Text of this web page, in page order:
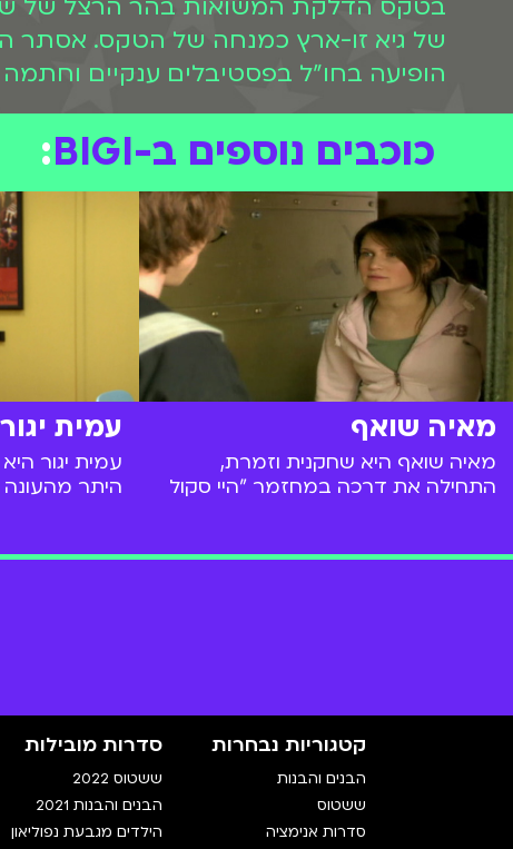
של גיא זו-ארץ כמנחה של הטקס. אסתר
הופיעה בחו"ל בפסטיבלים ענקיים וחתמה גם על חוזי
כוכבים נוספים ב-BIGI :
מאיה שואף
מאיה שואף היא שחקנית וזמרת,
התחילה את דרכה במחזמר "היי סקול
נערה תיכוניסטית שזמינה לצפייה ישירה
עמית יגור
עמית יגור
היתר
בסדרה
קטגוריות נבחרות
הבנים והבנות
ששטוס
סדרות אנימציה
סדרות מובילות
ששטוס 2022
הבנים והבנות 2021
הילדים מגבעת נפוליאון